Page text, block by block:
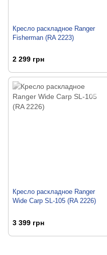
Кресло раскладное Ranger
Fisherman (RA 2223)
2 299 грн
Кресло раскладное Ranger
Wide Carp SL-105 (RA 2226)
3 399 грн